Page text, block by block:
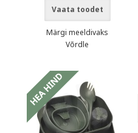
Vaata toodet
Märgi meeldivaks
Võrdle